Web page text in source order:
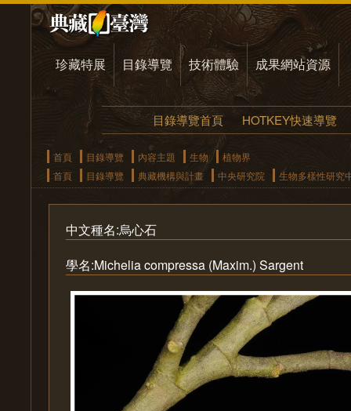
珍藏特展 目錄導覽 技術體驗 成果網站資源
目錄導覽首頁 HOTKEY快速導覽
首頁 目錄導覽 內容主題 生物
植物界
首頁
目錄導覽 典藏機構與計畫 中央研究院 生物多樣性研究
中文種名:烏心石
學名:Michelia compressa (Maxim.) Sargent